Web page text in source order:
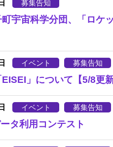
募集告知
町宇宙科学分団、「ロケ
イベント 募集告知
」について【5/8更新
イベント 募集告知
タ利用コンテスト